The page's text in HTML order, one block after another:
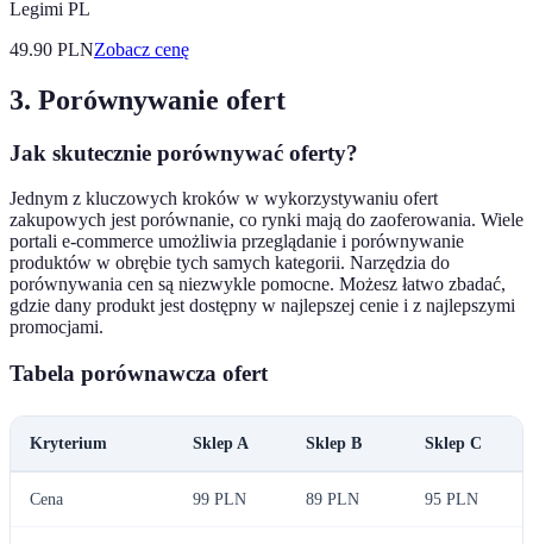
Legimi PL
49.90 PLNZobacz cenę
3. Porównywanie ofert
Jak skutecznie porównywać oferty?
Jednym z kluczowych kroków w wykorzystywaniu ofert
zakupowych jest porównanie, co rynki mają do zaoferowania. Wiele
portali e-commerce umożliwia przeglądanie i porównywanie
produktów w obrębie tych samych kategorii. Narzędzia do
porównywania cen są niezwykle pomocne. Możesz łatwo zbadać,
gdzie dany produkt jest dostępny w najlepszej cenie i z najlepszymi
promocjami.
Tabela porównawcza ofert
Kryterium Sklep A Sklep B Sklep C
Cena 99 PLN 89 PLN 95 PLN